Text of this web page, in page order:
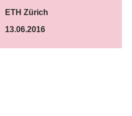
ETH Zürich
13.06.2016